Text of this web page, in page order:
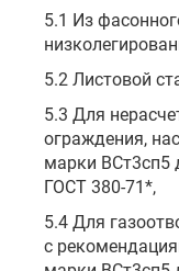
5.1 Из
5.2 Листовой
5.3 Для
ограждения,
марки ВСт3сп5
ГОСТ 380-71*,
5.4 Для
с